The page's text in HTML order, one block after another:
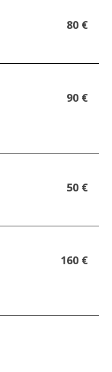
80 €
90 €
50 €
160 €